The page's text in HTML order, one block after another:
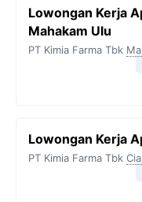
Lowongan Kerja
Mahakam Ulu
PT Kimia Farma Tbk
Lowongan Kerja
PT Kimia Farma Tbk